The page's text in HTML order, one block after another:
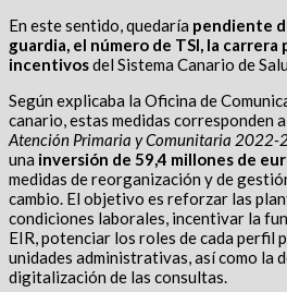
En este sentido, quedaría pendiente
guardia, el número de TSI, la
incentivosdel Sistema Canario de
Según explicaba la Oficina de
canario, estas medidas corresponden
Atención Primaria y Comunitaria 2022-
una inversión de 59,4 millones de
medidas de reorganización y de
cambio. El objetivo es reforzar las
condiciones laborales, incentivar la
EIR, potenciar los roles de cada perfil
unidades administrativas, así como la
digitalización de las consultas.